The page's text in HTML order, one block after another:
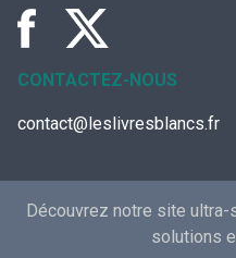
CONTACTEZ-NOUS
contact@leslivresblancs.fr
Découvrez notre site ultra-
solutions